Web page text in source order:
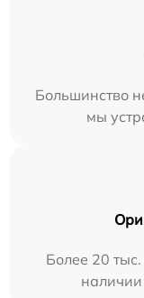
Большинство
мы
Более 20